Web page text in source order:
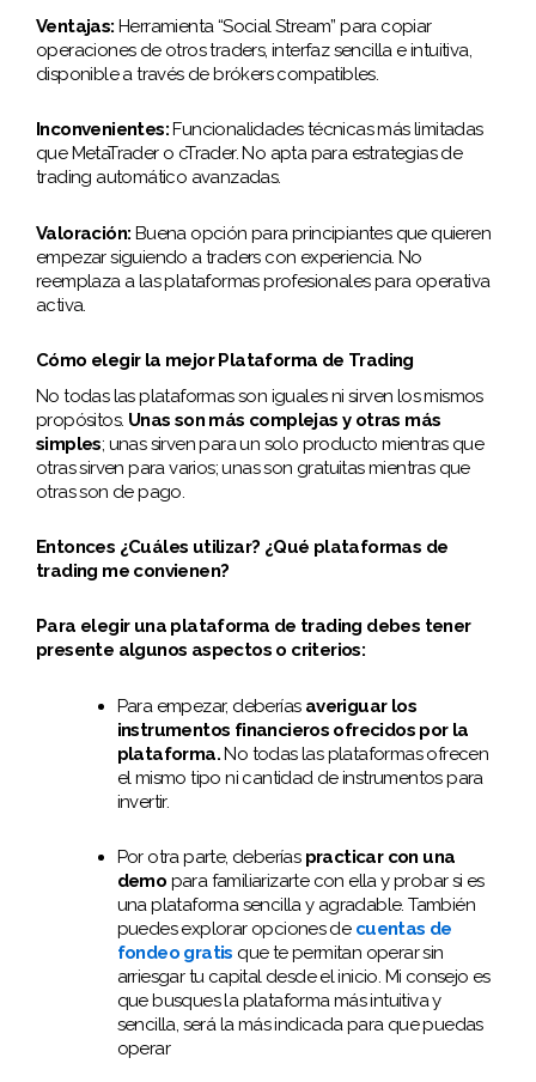
Ventajas: Herramienta “Social Stream” para copiar
operaciones de otros traders, interfaz sencilla e intuitiva,
disponible a través de brókers compatibles.
Inconvenientes: Funcionalidades técnicas más limitadas
que MetaTrader o cTrader. No apta para estrategias de
trading automático avanzadas.
Valoración: Buena opción para principiantes que quieren
empezar siguiendo a traders con experiencia. No
reemplaza a las plataformas profesionales para operativa
activa.
Cómo elegir la mejor Plataforma de Trading
No todas las plataformas son iguales ni sirven los mismos
propósitos. Unas son más complejas y otras más
simples; unas sirven para un solo producto mientras que
otras sirven para varios; unas son gratuitas mientras que
otras son de pago.
Entonces ¿Cuáles utilizar? ¿Qué plataformas de
trading me convienen?
Para elegir una plataforma de trading debes tener
presente algunos aspectos o criterios:
Para empezar, deberías averiguar los
instrumentos financieros ofrecidos por la
plataforma.No todas las plataformas ofrecen
el mismo tipo ni cantidad de instrumentos para
invertir.
Por otra parte, deberías practicar con una
demo para familiarizarte con ella y probar si es
una plataforma sencilla y agradable. También
puedes explorar opciones de cuentas de
fondeo gratis que te permitan operar sin
arriesgar tu capital desde el inicio. Mi consejo es
que busques la plataforma más intuitiva y
sencilla, será la más indicada para que puedas
operar